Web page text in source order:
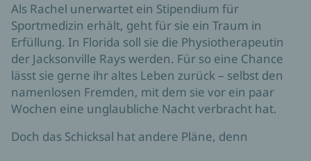
Als Rachel unerwartet ein Stipendium für
Sportmedizin erhält, geht für sie ein Traum in
Erfüllung. In Florida soll sie die Physiotherapeutin
der Jacksonville Rays werden. Für so eine Chance
lässt sie gerne ihr altes Leben zurück – selbst den
namenlosen Fremden, mit dem sie vor ein paar
Wochen eine unglaubliche Nacht verbracht hat.
Doch das Schicksal hat andere Pläne, denn